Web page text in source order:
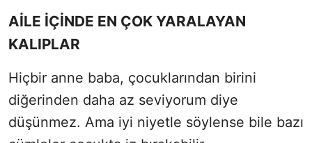
AİLE İÇİNDE EN ÇOK YARALAYAN
KALIPLAR
Hiçbir anne baba, çocuklarından birini
diğerinden daha az seviyorum diye
düşünmez. Ama iyi niyetle söylense bile bazı